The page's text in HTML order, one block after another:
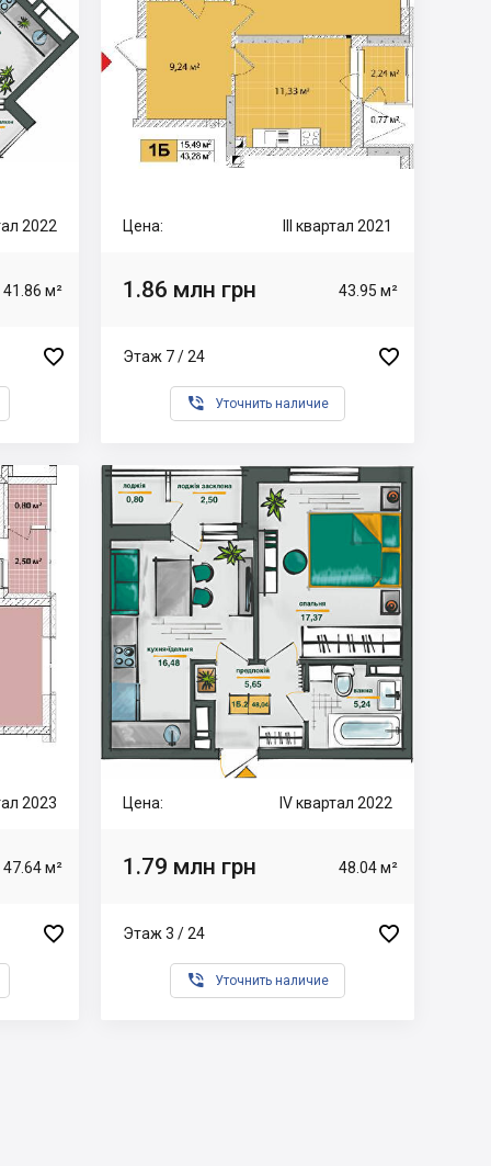
2022
41.86 м²

Цена: III квартал 2021
1.86 млн грн 43.95 м²
Этаж 7 / 24 
 Уточнить наличие
2023
47.64 м²

Цена: IV квартал 2022
1.79 млн грн 48.04 м²
Этаж 3 / 24 
 Уточнить наличие